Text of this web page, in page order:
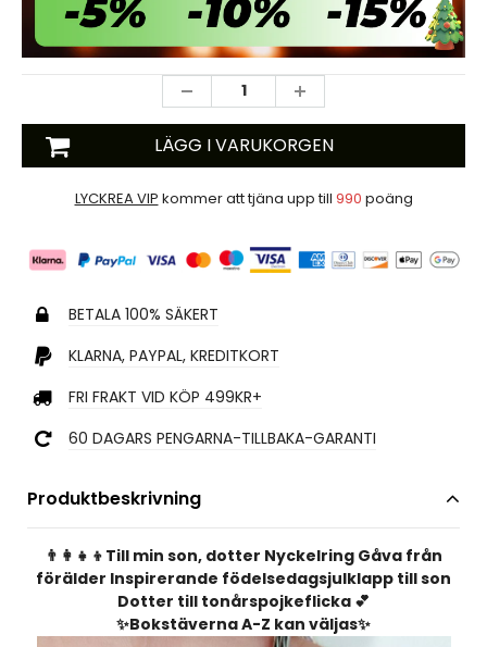
LÄGG I VARUKORGEN
LYCKREA VIP kommer att tjäna upp till 990 poäng
BETALA 100% SÄKERT
KLARNA, PAYPAL, KREDITKORT
FRI FRAKT VID KÖP 499KR+
60 DAGARS PENGARNA-TILLBAKA-GARANTI
Produktbeskrivning
👨‍👩‍👧‍👦Till min son, dotter Nyckelring Gåva från
förälder Inspirerande födelsedagsjulklapp till son
Dotter till tonårspojkeflicka 💕
✨Bokstäverna A-Z kan väljas✨